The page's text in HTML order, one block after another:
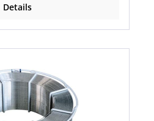
Details